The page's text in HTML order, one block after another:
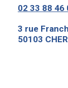
02 33 88 46
3 rue
50103